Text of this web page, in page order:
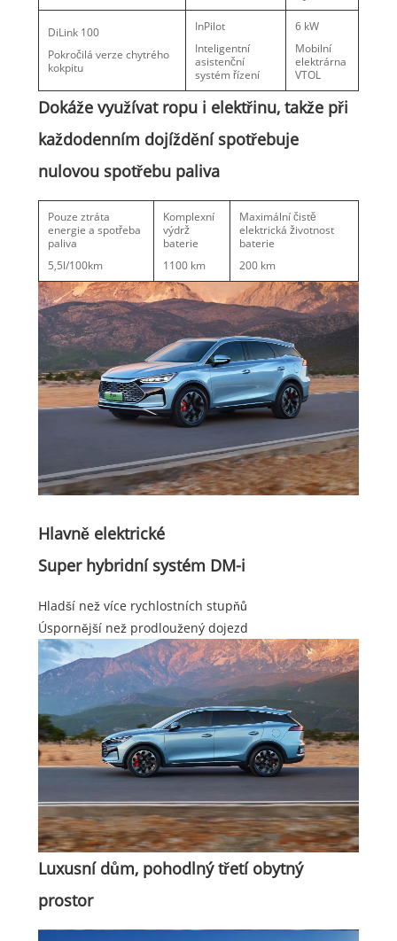
DiLink 100
Pokročilá verze chytrého
kokpitu
InPilot
Inteligentní
asistenční
systém řízení
6 kW
Mobilní
elektrárna
VTOL
Dokáže využívat ropu i elektřinu, takže při
každodenním dojíždění spotřebuje
nulovou spotřebu paliva
Pouze ztráta
energie a spotřeba
paliva
5,5l/100km
Komplexní
výdrž
baterie
1100 km
Maximální čistě
elektrická životnost
baterie
200 km
Hlavně elektrické
Super hybridní systém DM-i
Hladší než více rychlostních stupňů
Úspornější než prodloužený dojezd
Luxusní dům, pohodlný třetí obytný
prostor